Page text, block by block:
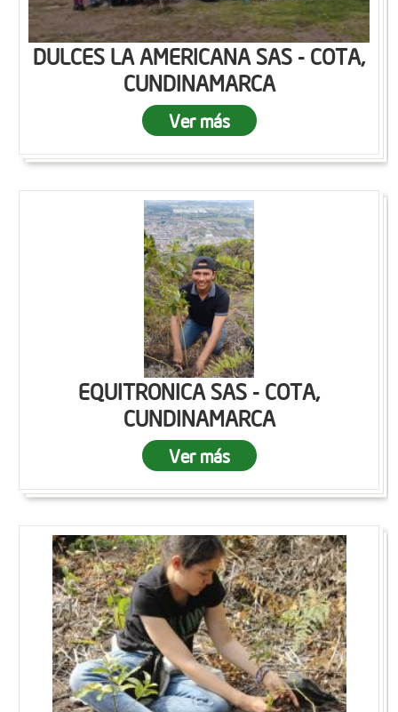
DULCES LA AMERICANA SAS - COTA,
CUNDINAMARCA
Ver más
EQUITRONICA SAS - COTA,
CUNDINAMARCA
Ver más